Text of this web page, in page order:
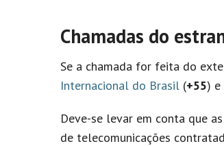
Chamadas do
Se a chamada for feita do
Internacional do Brasil (+55) e
Deve-se levar em conta que
de telecomunicações